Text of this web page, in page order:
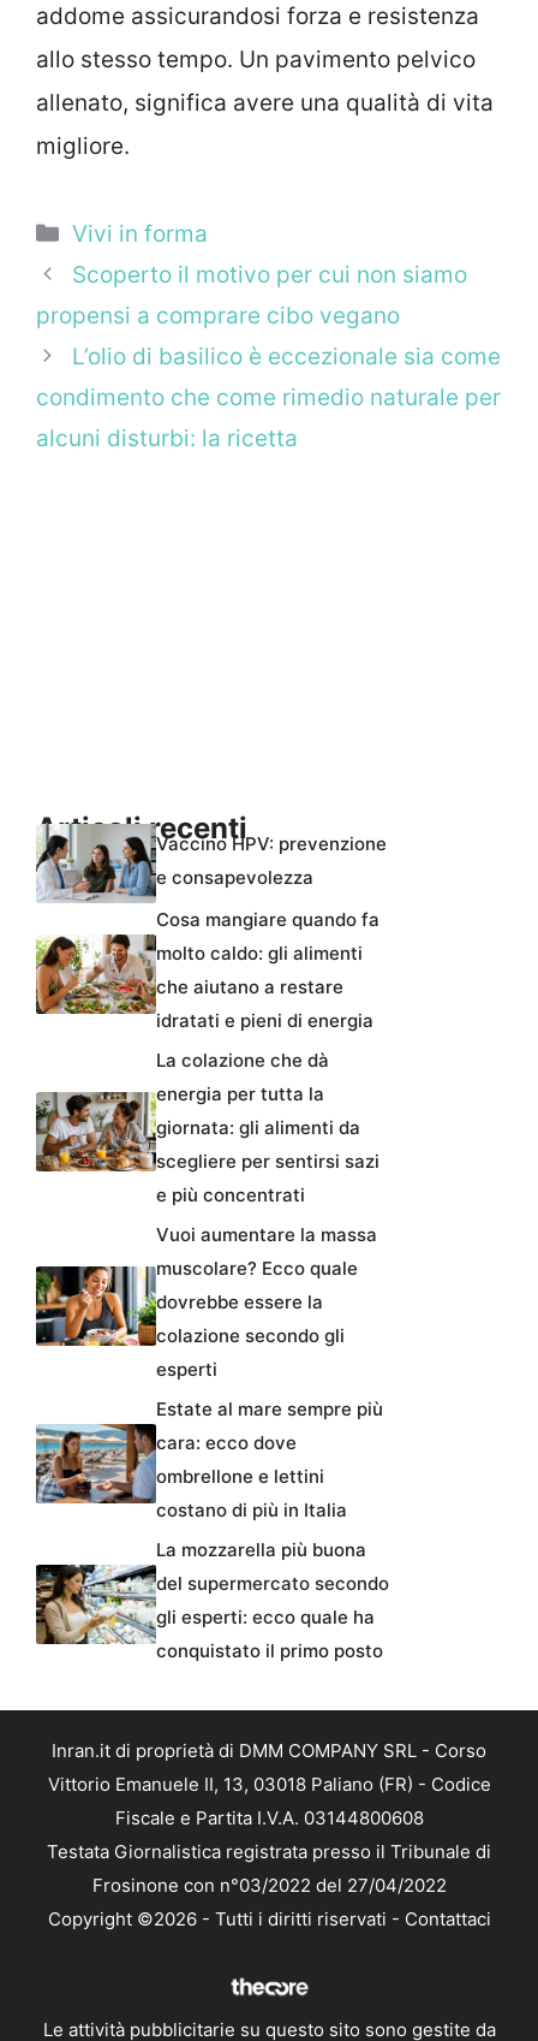
addome assicurandosi forza e resistenza
allo stesso tempo. Un pavimento pelvico
allenato, significa avere una qualità di vita
migliore.
Categorie
Vivi in forma
Scoperto il motivo per cui non siamo
propensi a comprare cibo vegano
L’olio di basilico è eccezionale sia come
condimento che come rimedio naturale per
alcuni disturbi: la ricetta
Articoli recentiVaccino HPV: prevenzione
e consapevolezza
Cosa mangiare quando fa
molto caldo: gli alimenti
che aiutano a restare
idratati e pieni di energia
La colazione che dà
energia per tutta la
giornata: gli alimenti da
scegliere per sentirsi sazi
e più concentrati
Vuoi aumentare la massa
muscolare? Ecco quale
dovrebbe essere la
colazione secondo gli
esperti
Estate al mare sempre più
cara: ecco dove
ombrellone e lettini
costano di più in Italia
La mozzarella più buona
del supermercato secondo
gli esperti: ecco quale ha
conquistato il primo posto
Inran.it di proprietà di DMM COMPANY SRL - Corso
Vittorio Emanuele II, 13, 03018 Paliano (FR) - Codice
Fiscale e Partita I.V.A. 03144800608
Testata Giornalistica registrata presso il Tribunale di
Frosinone con n°03/2022 del 27/04/2022
Copyright ©2026 - Tutti i diritti riservati - Contattaci
Le attività pubblicitarie su questo sito sono gestite da